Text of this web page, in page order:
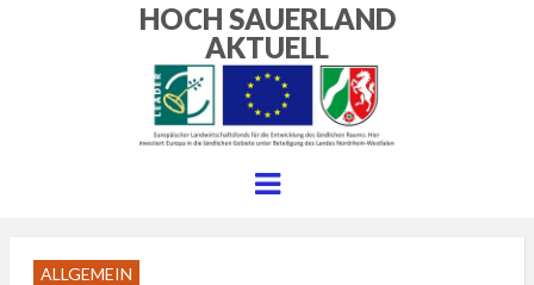
HOCH SAUERLAND
AKTUELL
Menu
ALLGEMEIN